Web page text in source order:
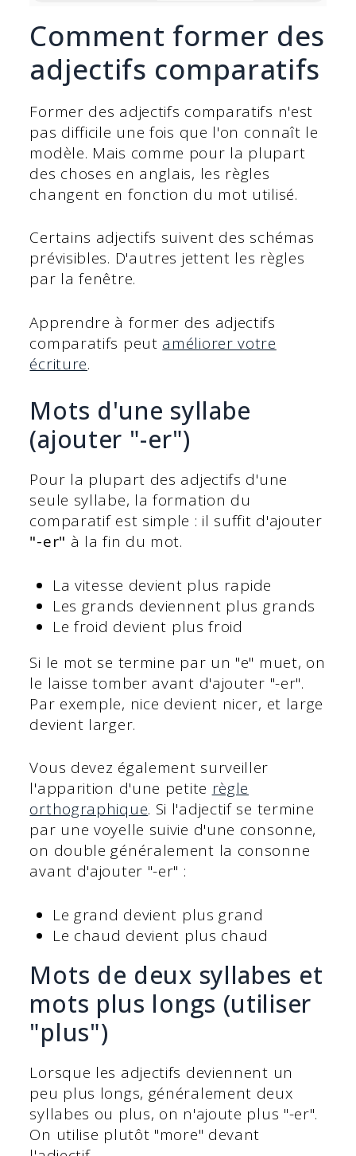
Comment former des
adjectifs comparatifs
Former des adjectifs comparatifs n'est
pas difficile une fois que l'on connaît le
modèle. Mais comme pour la plupart
des choses en anglais, les règles
changent en fonction du mot utilisé.
Certains adjectifs suivent des schémas
prévisibles. D'autres jettent les règles
par la fenêtre.
Apprendre à former des adjectifs
comparatifs peut améliorer votre
écriture.
Mots d'une syllabe
(ajouter "-er")
Pour la plupart des adjectifs d'une
seule syllabe, la formation du
comparatif est simple : il suffit d'ajouter
"-er" à la fin du mot.
La vitesse devient plus rapide
Les grands deviennent plus grands
Le froid devient plus froid
Si le mot se termine par un "e" muet, on
le laisse tomber avant d'ajouter "-er".
Par exemple, nice devient nicer, et large
devient larger.
Vous devez également surveiller
l'apparition d'une petite règle
orthographique. Si l'adjectif se termine
par une voyelle suivie d'une consonne,
on double généralement la consonne
avant d'ajouter "-er" :
Le grand devient plus grand
Le chaud devient plus chaud
Mots de deux syllabes et
mots plus longs (utiliser
"plus")
Lorsque les adjectifs deviennent un
peu plus longs, généralement deux
syllabes ou plus, on n'ajoute plus "-er".
On utilise plutôt "more" devant